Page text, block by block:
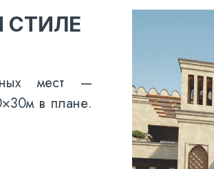
СТИЛЕ
мест —
в плане.